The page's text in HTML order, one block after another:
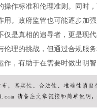
操作标准和伦理准则。同时
用。政府监管也可能逐步加
仅是真相的追寻者，更是现
伦理的挑战，但通过合规服
作，有助于在需要时做出明